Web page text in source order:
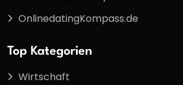
OnlinedatingKompass.de
Top Kategorien
Wirtschaft